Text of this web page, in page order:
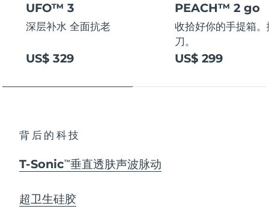
UFO™ 3
深层补水 全面抗老
US$ 329
PEACH™ 2 go
收拾好你的手提箱
刀。
US$ 299
背后的科技
T-SonicTM 垂直透肤声波脉动
超卫生硅胶